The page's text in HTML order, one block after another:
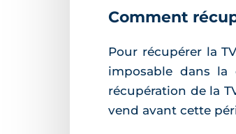
Comment
Pour récupérer la
imposable dans la
récupération de la
vend avant cette